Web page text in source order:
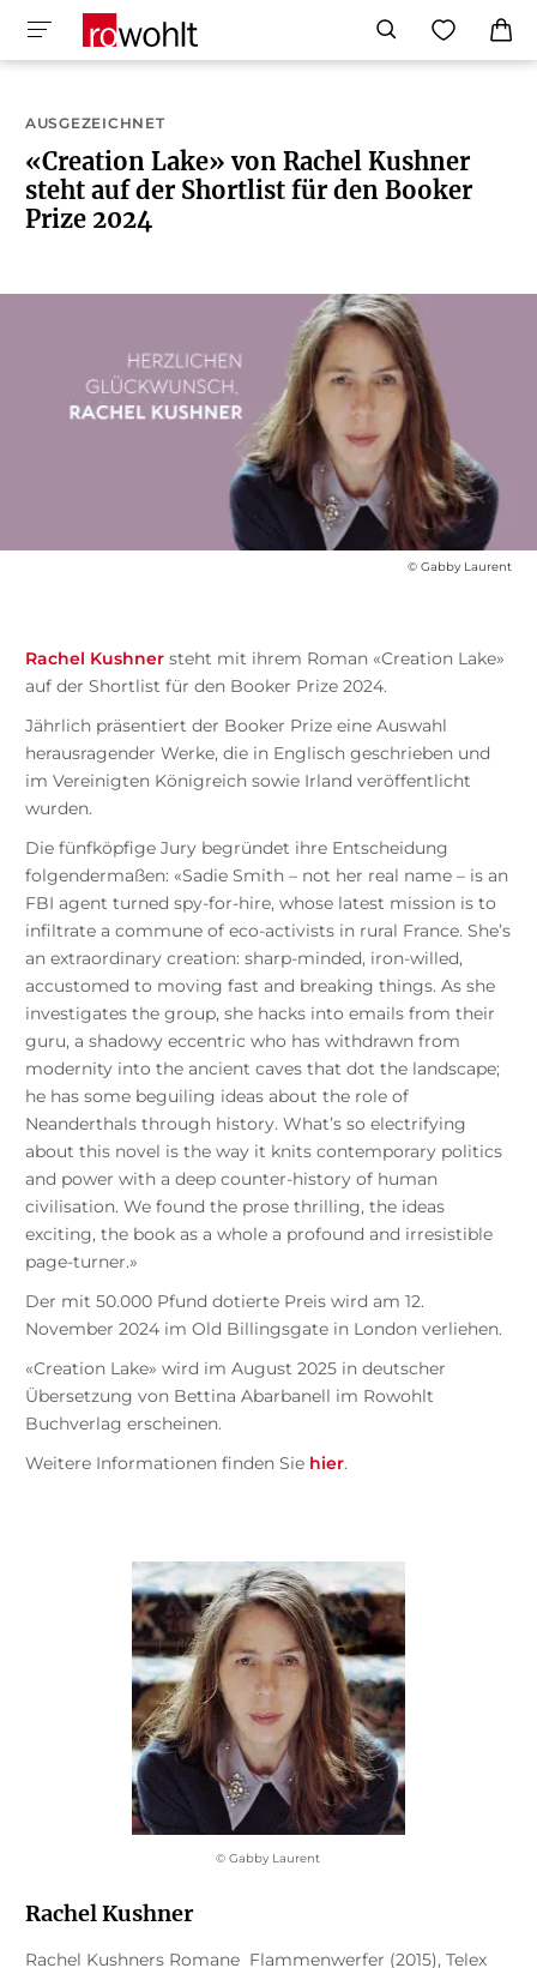
AUSGEZEICHNET
«Creation Lake» von Rachel Kushner
steht auf der Shortlist für den Booker
Prize 2024
© Gabby Laurent
Rachel Kushnersteht mit ihrem Roman «Creation Lake»
auf der Shortlist für den Booker Prize 2024.
Jährlich präsentiert der Booker Prize eine Auswahl
herausragender Werke, die in Englisch geschrieben und
im Vereinigten Königreich sowie Irland veröffentlicht
wurden.
Die fünfköpfige Jury begründet ihre Entscheidung
folgendermaßen: «Sadie Smith – not her real name – is an
FBI agent turned spy-for-hire, whose latest mission is to
infiltrate a commune of eco-activists in rural France. She’s
an extraordinary creation: sharp-minded, iron-willed,
accustomed to moving fast and breaking things. As she
investigates the group, she hacks into emails from their
guru, a shadowy eccentric who has withdrawn from
modernity into the ancient caves that dot the landscape;
he has some beguiling ideas about the role of
Neanderthals through history. What’s so electrifying
about this novel is the way it knits contemporary politics
and power with a deep counter-history of human
civilisation. We found the prose thrilling, the ideas
exciting, the book as a whole a profound and irresistible
page-turner.»
Der mit 50.000 Pfund dotierte Preis wird am 12.
November 2024 im Old Billingsgate in London verliehen.
«Creation Lake» wird im August 2025 in deutscher
Übersetzung von Bettina Abarbanell im Rowohlt
Buchverlag erscheinen.
Weitere Informationen finden Sie hier.
© Gabby Laurent
Rachel Kushner
Rachel Kushners Romane Flammenwerfer (2015), Telex